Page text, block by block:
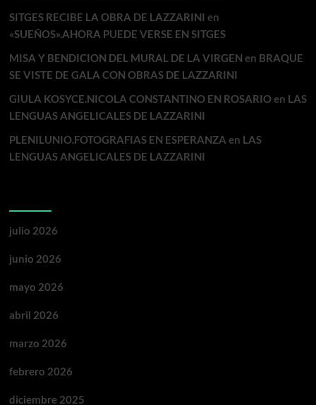
SITGES RECIBE LA OBRA DE LAZZARINI en
«SUEÑOS».AHORA PUEDE VERSE EN SITGES
MISA Y BENDICION DEL MURAL DE LA VIRGEN en BRAQUE
SE VISTE DE GALA CON OBRAS DE LAZZARINI
GIULA KOSYCE.NICOLA CONSTANTINO EN ROSARIOen LAS
LENGUAS ANGELICALES DE LAZZARINI
PLENILUNIO.FOTOGRAFIAS EN ESPERANZA en LAS
LENGUAS ANGELICALES DE LAZZARINI
julio 2026
junio 2026
mayo 2026
abril 2026
marzo 2026
febrero 2026
diciembre 2025